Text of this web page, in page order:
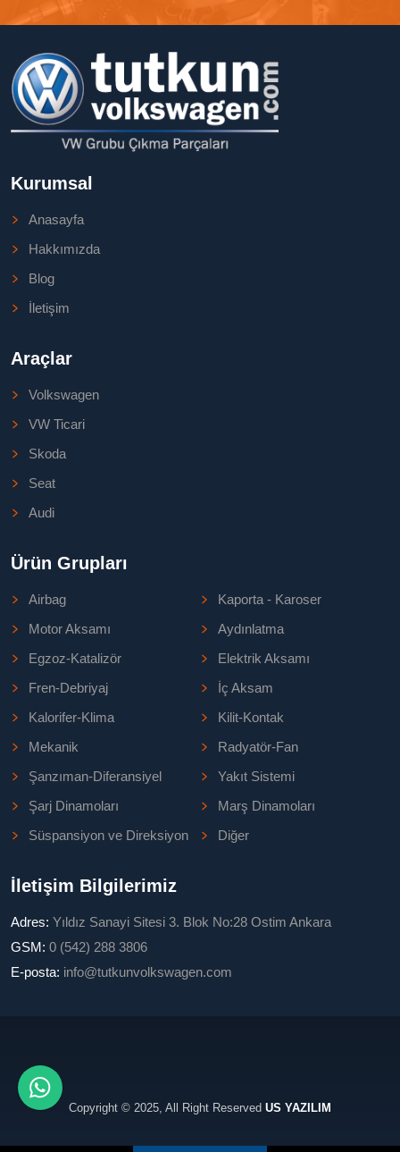
Kurumsal
Anasayfa
Hakkımızda
Blog
İletişim
Araçlar
Volkswagen
VW Ticari
Skoda
Seat
Audi
Ürün Grupları
Airbag
Kaporta - Karoser
Motor Aksamı
Aydınlatma
Egzoz-Katalizör
Elektrik Aksamı
Fren-Debriyaj
İç Aksam
Kalorifer-Klima
Kilit-Kontak
Mekanik
Radyatör-Fan
Şanzıman-Diferansiyel
Yakıt Sistemi
Şarj Dinamoları
Marş Dinamoları
Süspansiyon ve Direksiyon
Diğer
İletişim Bilgilerimiz
Adres: Yıldız Sanayi Sitesi 3. Blok No:28 Ostim Ankara
GSM: 0 (542) 288 3806
E-posta: info@tutkunvolkswagen.com
Copyright © 2025, All Right Reserved US YAZILIM